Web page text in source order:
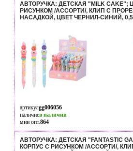
АВТОРУЧКА: ДЕТСКАЯ "MILK CAKE";
РИСУНКОМ /АССОРТИ/, КЛИП С
НАСАДКОЙ, ЦВЕТ ЧЕРНИЛ-СИНИЙ, 0,5
артикулgg006056
наличиев наличии
мин опт.864
АВТОРУЧКА: ДЕТСКАЯ "FANTASTIC
КОРПУС С РИСУНКОМ /АССОРТИ/,